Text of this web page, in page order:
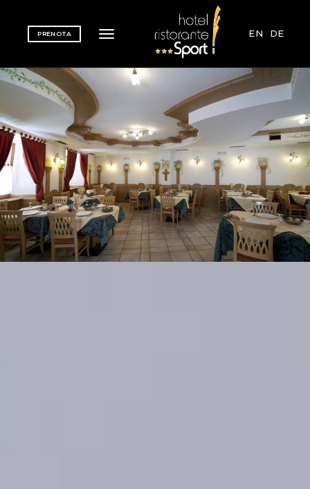
Toggle navigation EN DE
PRENOTA